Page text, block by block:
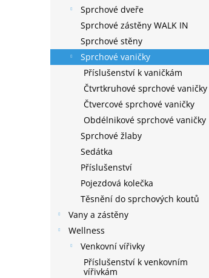
Sprchové dveře
Sprchové zástěny WALK IN
Sprchové stěny
Sprchové vaničky
Příslušenství k vaničkám
Čtvrtkruhové sprchové vaničky
Čtvercové sprchové vaničky
Obdélnikové sprchové vaničky
Sprchové žlaby
Sedátka
Příslušenství
Pojezdová kolečka
Těsnění do sprchových koutů
Vany a zástěny
Wellness
Venkovní vířivky
Příslušenství k venkovním
vířivkám